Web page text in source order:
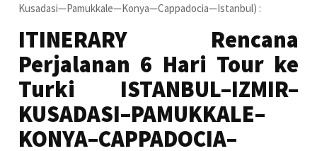
Kusadasi—Pamukkale—Konya—Cappadocia—Istanbul) :
ITINERARY Rencana
Perjalanan 6 Hari Tour ke
Turki ISTANBUL–IZMIR–
KUSADASI–PAMUKKALE–
KONYA–CAPPADOCIA–